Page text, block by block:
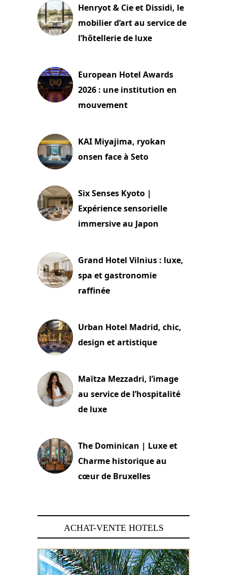
Henryot & Cie et Dissidi, le
mobilier d’art au service de
l’hôtellerie de luxe
European Hotel Awards
2026 : une institution en
mouvement
KAI Miyajima, ryokan
onsen face à Seto
Six Senses Kyoto |
Expérience sensorielle
immersive au Japon
Grand Hotel Vilnius : luxe,
spa et gastronomie
raffinée
Urban Hotel Madrid, chic,
design et artistique
Maïtza Mezzadri, l’image
au service de l’hospitalité
de luxe
The Dominican | Luxe et
Charme historique au
cœur de Bruxelles
ACHAT-VENTE HOTELS